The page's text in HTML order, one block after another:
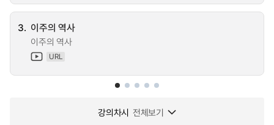
3. 이주의 역사
이주의 역사
URL
강의차시 전체보기